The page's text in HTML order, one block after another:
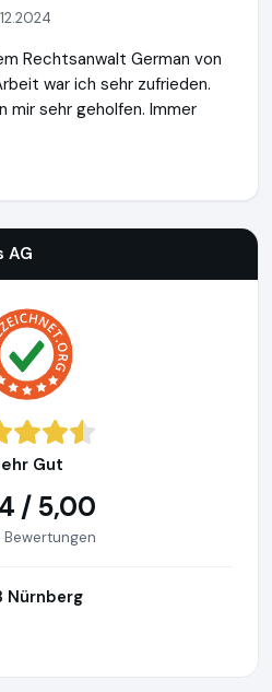
Rechtsanwalt German von
war ich sehr zufrieden.
mir sehr geholfen. Immer
AG
Gut
/ 5,00
Bewertungen
Nürnberg